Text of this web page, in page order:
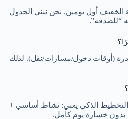
الخفيف أول يومين. نحن نبني الجدول
“للصدفة”.
(أوقات دخول/مسارات/نقل). لذلك
الذكي يعني: نشاط أساسي +
خسارة يوم كامل.